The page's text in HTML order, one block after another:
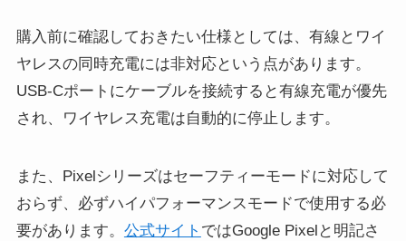
購入前に確認しておきたい仕様としては、有線とワイ
ヤレスの同時充電には非対応という点があります。
USB-Cポートにケーブルを接続すると有線充電が優先
され、ワイヤレス充電は自動的に停止します。
また、Pixelシリーズはセーフティーモードに対応して
おらず、必ずハイパフォーマンスモードで使用する必
要があります。 公式サイト ではGoogle Pixelと明記さ